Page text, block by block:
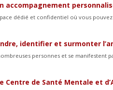
accompagnement
dédié et confidentiel où vous
identifier et surmonter
personnes et se
Centre de Santé Mentale et